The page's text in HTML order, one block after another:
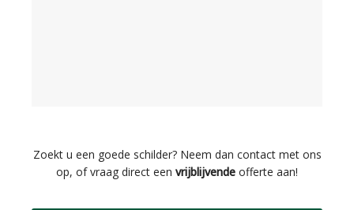
Zoekt u een goede schilder? Neem dan contact met ons
op, of vraag direct een vrijblijvende offerte aan!